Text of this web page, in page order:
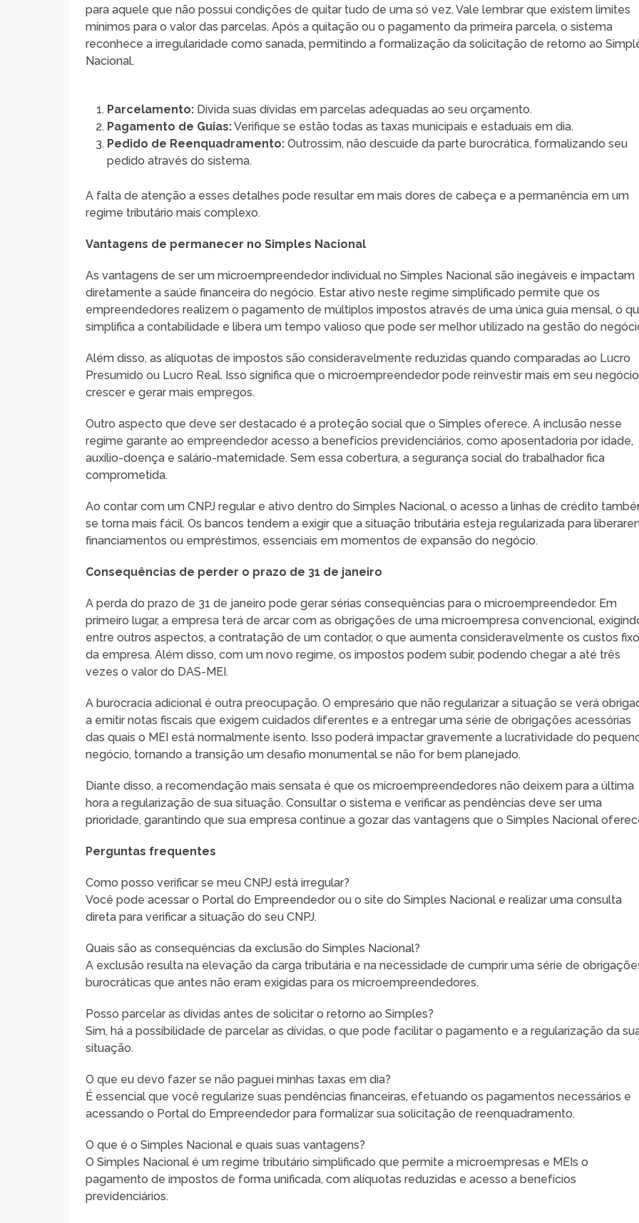
para aquele que não possui condições de quitar tudo de uma só vez. Vale lembrar que existem limites
mínimos para o valor das parcelas. Após a quitação ou o pagamento da primeira parcela, o sistema
reconhece a irregularidade como sanada, permitindo a formalização da solicitação de retorno ao
Nacional.
Parcelamento: Divida suas dívidas em parcelas adequadas ao seu orçamento.
Pagamento de Guias:Verifique se estão todas as taxas municipais e estaduais em dia.
Pedido de Reenquadramento: Outrossim, não descuide da parte burocrática, formalizando seu
pedido através do sistema.
A falta de atenção a esses detalhes pode resultar em mais dores de cabeça e a permanência em um
regime tributário mais complexo.
Vantagens de permanecer no Simples Nacional
As vantagens de ser um microempreendedor individual no Simples Nacional são inegáveis e impactam
diretamente a saúde financeira do negócio. Estar ativo neste regime simplificado permite que os
empreendedores realizem o pagamento de múltiplos impostos através de uma única guia mensal, o
simplifica a contabilidade e libera um tempo valioso que pode ser melhor utilizado na gestão do
Além disso, as alíquotas de impostos são consideravelmente reduzidas quando comparadas ao Lucro
Presumido ou Lucro Real. Isso significa que o microempreendedor pode reinvestir mais em seu
crescer e gerar mais empregos.
Outro aspecto que deve ser destacado é a proteção social que o Simples oferece. A inclusão nesse
regime garante ao empreendedor acesso a benefícios previdenciários, como aposentadoria por idade,
auxílio-doença e salário-maternidade. Sem essa cobertura, a segurança social do trabalhador fica
comprometida.
Ao contar com um CNPJ regular e ativo dentro do Simples Nacional, o acesso a linhas de crédito
se torna mais fácil. Os bancos tendem a exigir que a situação tributária esteja regularizada para
financiamentos ou empréstimos, essenciais em momentos de expansão do negócio.
Consequências de perder o prazo de 31 de janeiro
A perda do prazo de 31 de janeiro pode gerar sérias consequências para o microempreendedor. Em
primeiro lugar, a empresa terá de arcar com as obrigações de uma microempresa convencional,
entre outros aspectos, a contratação de um contador, o que aumenta consideravelmente os custos
da empresa. Além disso, com um novo regime, os impostos podem subir, podendo chegar a até três
vezes o valor do DAS-MEI.
A burocracia adicional é outra preocupação. O empresário que não regularizar a situação se verá
a emitir notas fiscais que exigem cuidados diferentes e a entregar uma série de obrigações acessórias
das quais o MEI está normalmente isento. Isso poderá impactar gravemente a lucratividade do
negócio, tornando a transição um desafio monumental se não for bem planejado.
Diante disso, a recomendação mais sensata é que os microempreendedores não deixem para a última
hora a regularização de sua situação. Consultar o sistema e verificar as pendências deve ser uma
prioridade, garantindo que sua empresa continue a gozar das vantagens que o Simples Nacional
Perguntas frequentes
Como posso verificar se meu CNPJ está irregular?
Você pode acessar o Portal do Empreendedor ou o site do Simples Nacional e realizar uma consulta
direta para verificar a situação do seu CNPJ.
Quais são as consequências da exclusão do Simples Nacional?
A exclusão resulta na elevação da carga tributária e na necessidade de cumprir uma série de
burocráticas que antes não eram exigidas para os microempreendedores.
Posso parcelar as dívidas antes de solicitar o retorno ao Simples?
Sim, há a possibilidade de parcelar as dívidas, o que pode facilitar o pagamento e a regularização da
situação.
O que eu devo fazer se não paguei minhas taxas em dia?
É essencial que você regularize suas pendências financeiras, efetuando os pagamentos necessários e
acessando o Portal do Empreendedor para formalizar sua solicitação de reenquadramento.
O que é o Simples Nacional e quais suas vantagens?
O Simples Nacional é um regime tributário simplificado que permite a microempresas e MEIs o
pagamento de impostos de forma unificada, com alíquotas reduzidas e acesso a benefícios
previdenciários.